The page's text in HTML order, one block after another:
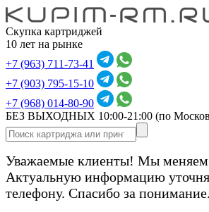
Скупка картриджей
10 лет на рынке
+7 (963) 711-73-41
+7 (903) 795-15-10
+7 (968) 014-80-90
БЕЗ ВЫХОДНЫХ 10:00-21:00 (по
Уважаемые клиенты! Мы меняем
Актуальную информацию
телефону. Спасибо за понимание.